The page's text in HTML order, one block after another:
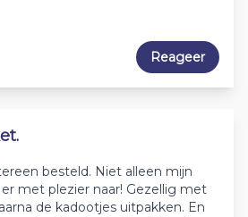
Reageer
besteld. Niet alleen mijn
met plezier naar! Gezellig met
de kadootjes uitpakken. En